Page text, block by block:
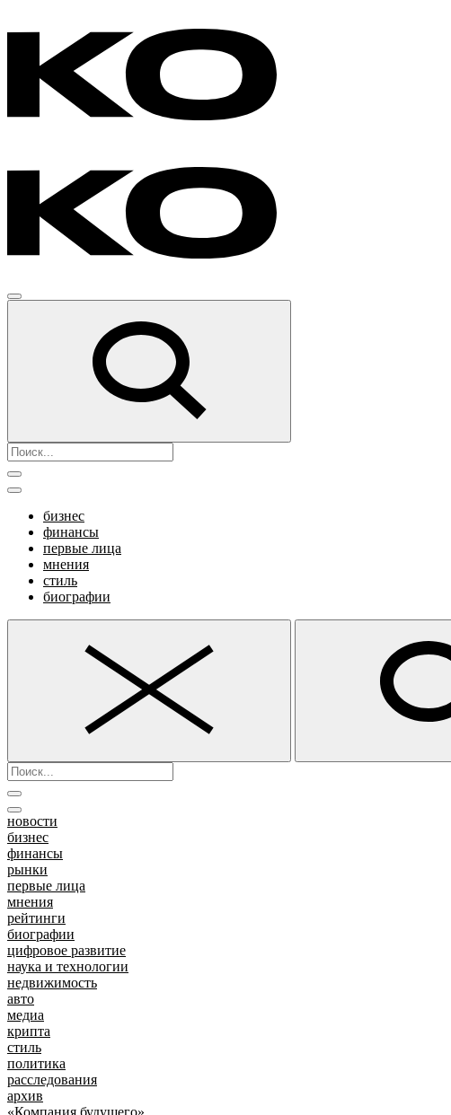
бизнес
финансы
первые лица
мнения
стиль
биографии
новости
бизнес
финансы
рынки
первые лица
мнения
рейтинги
биографии
цифровое развитие
наука и технологии
недвижимость
авто
медиа
крипта
стиль
политика
расследования
архив
«Компания будущего»